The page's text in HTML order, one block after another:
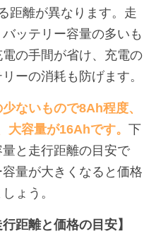
距離が異なります。走
ッテリー容量の多いも
の手間が省け、充電の
ーの消耗も防げます。
ないもので8Ah程度、
容量が16Ahです。 下
と走行距離の目安で
量が大きくなると価格
ょう。
距離と価格の目安】